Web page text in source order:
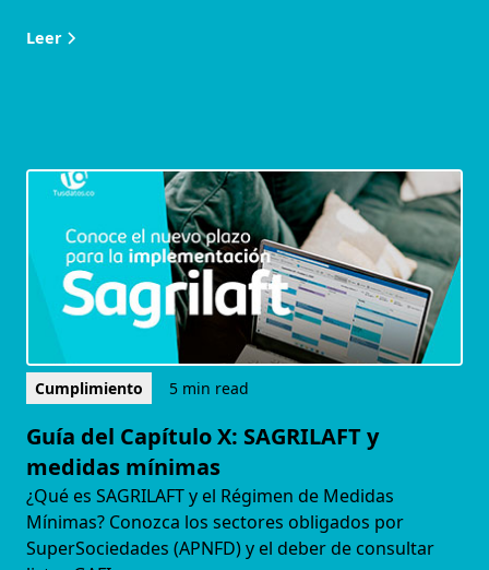
Leer
Cumplimiento 5 min read
Guía del Capítulo X: SAGRILAFT y
medidas mínimas
¿Qué es SAGRILAFT y el Régimen de Medidas
Mínimas? Conozca los sectores obligados por
SuperSociedades (APNFD) y el deber de consultar